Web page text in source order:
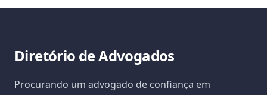
Diretório de Advogados
Procurando um advogado de confiança em